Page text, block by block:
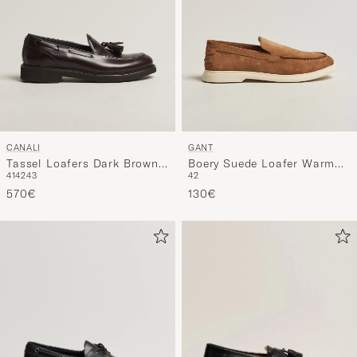
CANALI
Tassel Loafers Dark Brown
Calf
414243
570€
GANT
Boery Suede Loafer Warm
Sand
42
130€